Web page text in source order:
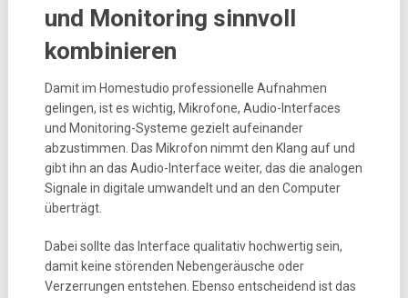
und Monitoring sinnvoll
kombinieren
Damit im Homestudio professionelle Aufnahmen
gelingen, ist es wichtig, Mikrofone, Audio-Interfaces
und Monitoring-Systeme gezielt aufeinander
abzustimmen. Das Mikrofon nimmt den Klang auf und
gibt ihn an das Audio-Interface weiter, das die analogen
Signale in digitale umwandelt und an den Computer
überträgt.
Dabei sollte das Interface qualitativ hochwertig sein,
damit keine störenden Nebengeräusche oder
Verzerrungen entstehen. Ebenso entscheidend ist das